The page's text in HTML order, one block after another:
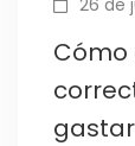
Cómo